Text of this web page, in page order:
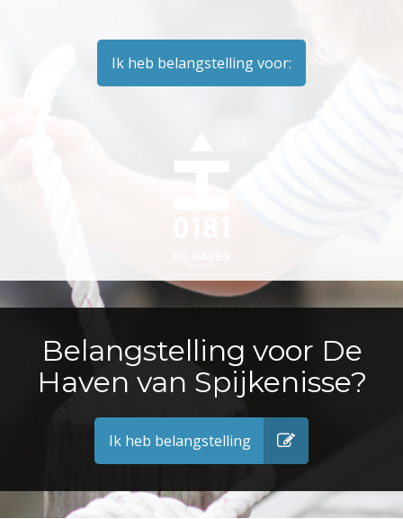
Ik heb belangstelling voor:
Belangstelling voor De
Haven van Spijkenisse?
Ik heb belangstelling